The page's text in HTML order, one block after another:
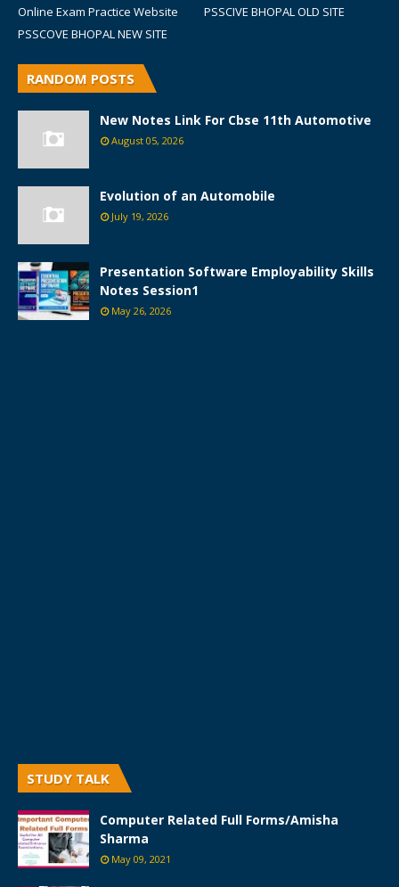
Online Exam Practice Website
PSSCIVE BHOPAL OLD SITE
PSSCOVE BHOPAL NEW SITE
RANDOM POSTS
New Notes Link For Cbse 11th Automotive
August 05, 2026
Evolution of an Automobile
July 19, 2026
Presentation Software Employability Skills
Notes Session1
May 26, 2026
STUDY TALK
Computer Related Full Forms/Amisha
Sharma
May 09, 2021